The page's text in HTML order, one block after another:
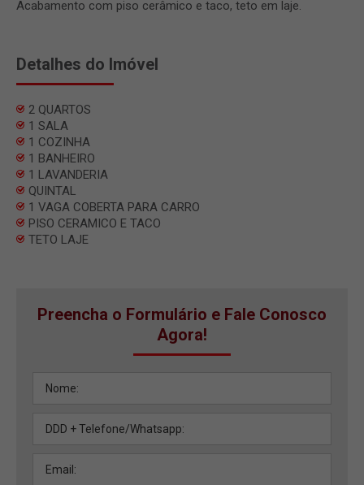
Acabamento com piso cerâmico e taco, teto em laje.
Detalhes do Imóvel
2 QUARTOS
1 SALA
1 COZINHA
1 BANHEIRO
1 LAVANDERIA
QUINTAL
1 VAGA COBERTA PARA CARRO
PISO CERAMICO E TACO
TETO LAJE
Preencha o Formulário e Fale Conosco
Agora!